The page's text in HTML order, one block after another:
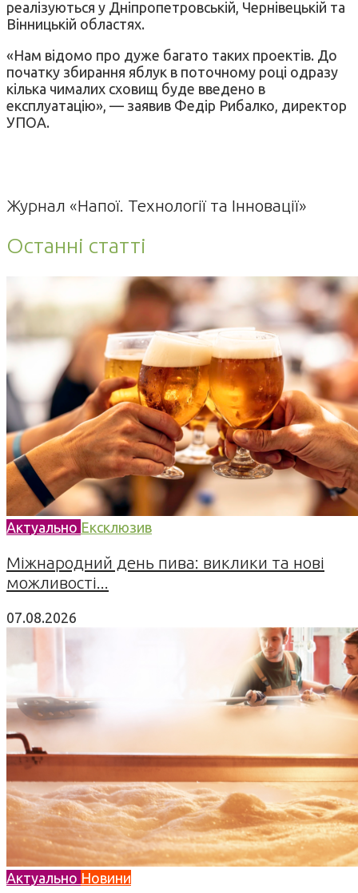
реалізуються у Дніпропетровській, Чернівецькій та
Вінницькій областях.
«Нам відомо про дуже багато таких проектів. До
початку збирання яблук в поточному році одразу
кілька чималих сховищ буде введено в
експлуатацію», — заявив Федір Рибалко, директор
УПОА.
Журнал «Напої. Технології та Інновації»
Останні статті
Актуально Ексклюзив
Міжнародний день пива: виклики та нові
можливості...
07.08.2026
Актуально Новини